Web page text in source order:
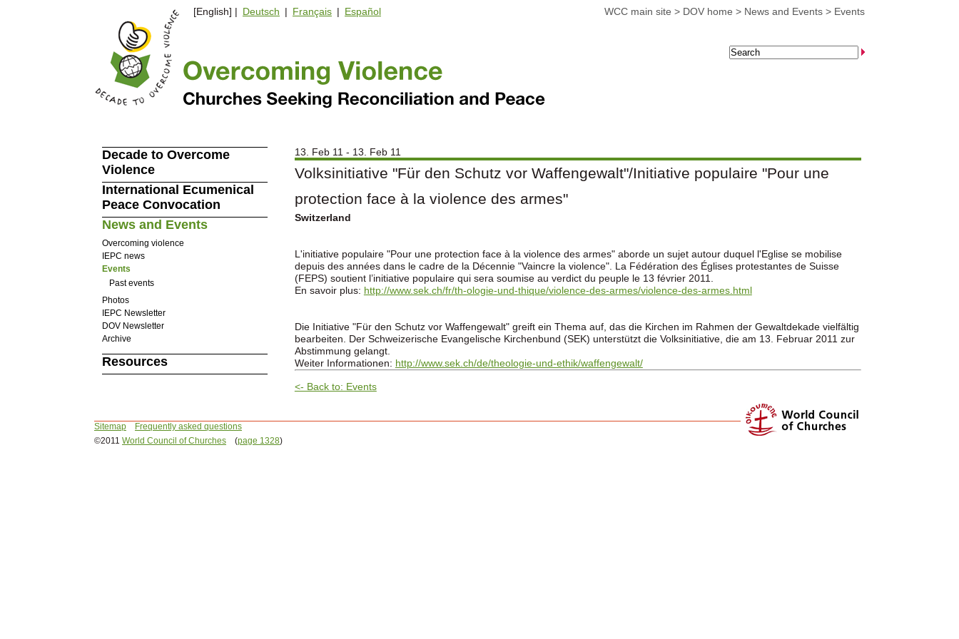
WCC main site > DOV home > News and Events > Events
[English] | Deutsch | Français | Español
13. Feb 11 - 13. Feb 11
Volksinitiative "Für den Schutz vor Waffengewalt"/Initiative populaire "Pour une
protection face à la violence des armes"
Switzerland
L'initiative populaire "Pour une protection face à la violence des armes" aborde un sujet autour duquel l'Eglise se mobilise
depuis des années dans le cadre de la Décennie "Vaincre la violence". La Fédération des Églises protestantes de Suisse
(FEPS) soutient l’initiative populaire qui sera soumise au verdict du peuple le 13 février 2011.
En savoir plus: http://www.sek.ch/fr/th-ologie-und-thique/violence-des-armes/violence-des-armes.html
Die Initiative "Für den Schutz vor Waffengewalt" greift ein Thema auf, das die Kirchen im Rahmen der Gewaltdekade vielfältig
bearbeiten. Der Schweizerische Evangelische Kirchenbund (SEK) unterstützt die Volksinitiative, die am 13. Februar 2011 zur
Abstimmung gelangt.
Weiter Informationen: http://www.sek.ch/de/theologie-und-ethik/waffengewalt/
<- Back to: Events
Decade to Overcome
Violence
International Ecumenical
Peace Convocation
News and Events
Overcoming violence
IEPC news
Events
Past events
Photos
IEPC Newsletter
DOV Newsletter
Archive
Resources
Sitemap
Frequently asked questions
©2011 World Council of Churches (page 1328)